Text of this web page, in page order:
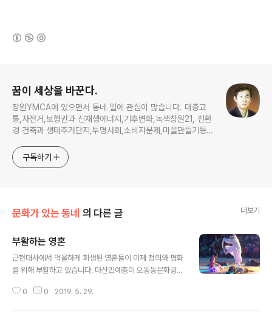
꿈이 세상을 바꾼다.
창원YMCA에 있으면서 동네 일에 관심이 많습니다. 대중교
통,자전거,보행권과 신재생에너지,기후변화,녹색창원21, 친환
경 건축과 생태주거단지,투명사회,소비자문제,마을만들기등...
구독하기
문화가 있는 동네 의 다른 글 더보기
부활하는 영혼
근현대사에서 억울하게 희생된 영혼들이 이제 정의와 평화
를 위해 부활하고 있습니다. 마산민예총이 오동동문화광장
0 0 2019. 5. 29.